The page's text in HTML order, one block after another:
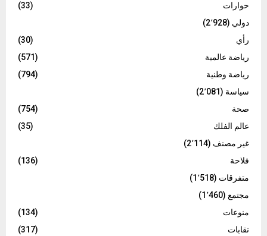
حوارات
(33)
دولي (2٬928)
رأي
(30)
رياضة عالمية
(571)
رياضة وطنية
(794)
سياسة (2٬081)
صحة
(754)
عالم الفلك
(35)
غير مصنف (2٬114)
فلاحة
(136)
متفرقات (1٬518)
مجتمع (1٬460)
منوعات
(134)
نقابات
(317)